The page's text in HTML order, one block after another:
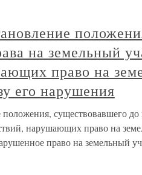
на земельный
право на
его нарушения
положения, существовавшего
нарушающих право на
право на земельный